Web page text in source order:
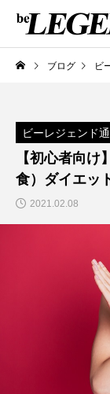
ブログ ビ
ビーレジェンド
【初心者向
食）ダイエッ
2021.02.08